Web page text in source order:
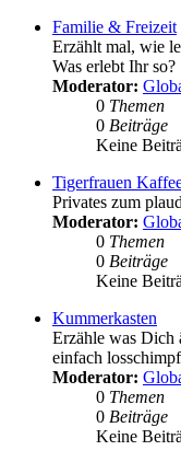
Familie & Freizeit
Erzählt mal, wie
Was erlebt Ihr so?
Moderator:
0 Themen
0 Beiträge
Keine
Tigerfrauen
Privates zum
Moderator:
0 Themen
0 Beiträge
Keine
Kummerkasten
Erzähle was Dich
einfach
Moderator:
0 Themen
0 Beiträge
Keine